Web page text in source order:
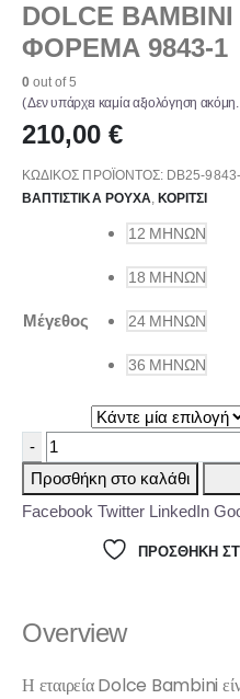
DOLCE
ΦΟΡΕΜΑ 9843-1
0 out of 5
( Δεν υπάρχει καμία αξιολόγηση
210,00 €
ΚΩΔΙΚΌΣ ΠΡΟΪΌΝΤΟΣ: DB25-
ΒΑΠΤΙΣΤΙΚΆ ΡΟΎΧΑ, ΚΟΡΊΤΣΙ
Μέγεθος
12 ΜΗΝΏΝ
18 ΜΗΝΏΝ
24 ΜΗΝΏΝ
36 ΜΗΝΏΝ
-
Προσθήκη στο καλάθι
Facebook Twitter LinkedIn
ΠΡΌΣΘΉΚΗ
Overview
Η εταιρεία Dolce Bambini